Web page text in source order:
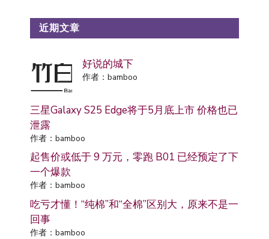
近期文章
好说的城下
作者：bamboo
三星Galaxy S25 Edge将于5月底上市 价格也已
泄露
作者：bamboo
起售价或低于 9 万元，零跑 B01 已经预定了下
一个爆款
作者：bamboo
吃亏才懂！“纯棉”和“全棉”区别大，原来不是一
回事
作者：bamboo